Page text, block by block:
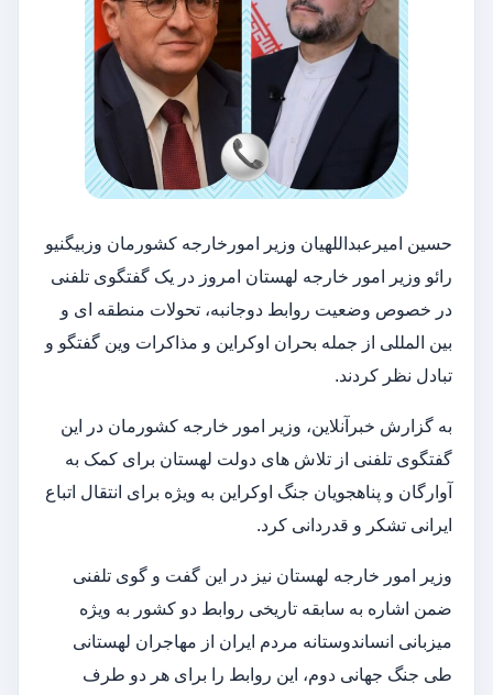
حسین امیرعبداللهیان وزیر امورخارجه کشورمان وزبیگنیو
رائو وزیر امور خارجه لهستان امروز در یک گفتگوی تلفنی
در خصوص وضعیت روابط دوجانبه، تحولات منطقه ای و
بین المللی از جمله بحران اوکراین و مذاکرات وین گفتگو و
تبادل نظر کردند.
به گزارش خبرآنلاین، وزیر امور خارجه کشورمان در این
گفتگوی تلفنی از تلاش های دولت لهستان برای کمک به
آوارگان و پناهجویان جنگ اوکراین به ویژه برای انتقال اتباع
ایرانی تشکر و قدردانی کرد.
وزیر امور خارجه لهستان نیز در این گفت و گوی تلفنی
ضمن اشاره به سابقه تاریخی روابط دو کشور به ویژه
میزبانی انساندوستانه مردم ایران از مهاجران لهستانی
طی جنگ جهانی دوم، این روابط را برای هر دو طرف